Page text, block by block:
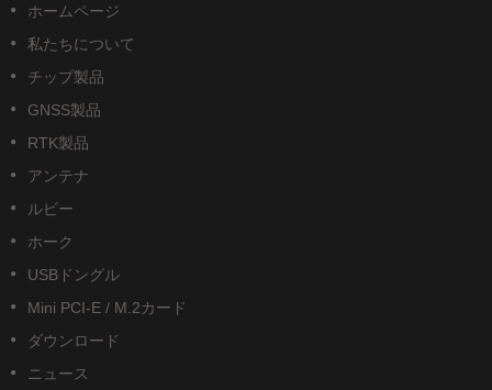
ホームページ
私たちについて
チップ製品
GNSS製品
RTK製品
アンテナ
ルビー
ホーク
USBドングル
Mini PCI-E / M.2カード
ダウンロード
ニュース